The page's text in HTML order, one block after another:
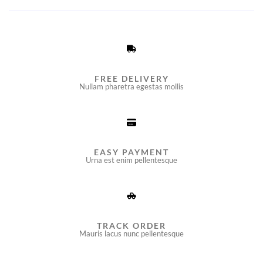
FREE DELIVERY
Nullam pharetra egestas mollis​
EASY PAYMENT
Urna est enim pellentesque
TRACK ORDER
Mauris lacus nunc pellentesque